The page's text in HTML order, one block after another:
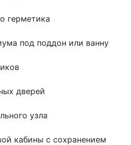
герметика
под поддон или ванну
дверей
узла
кабины с сохранением